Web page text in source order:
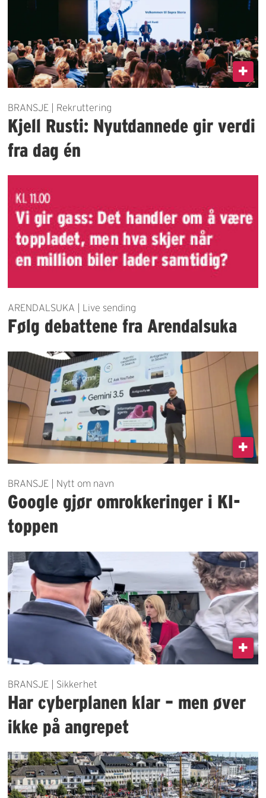
BRANSJE | Rekruttering
Kjell Rusti: Nyutdannede gir verdi
fra dag én
ARENDALSUKA | Live sending
Følg debattene fra Arendalsuka
BRANSJE | Nytt om navn
Google gjør omrokkeringer i KI-
toppen
BRANSJE | Sikkerhet
Har cyberplanen klar – men øver
ikke på angrepet